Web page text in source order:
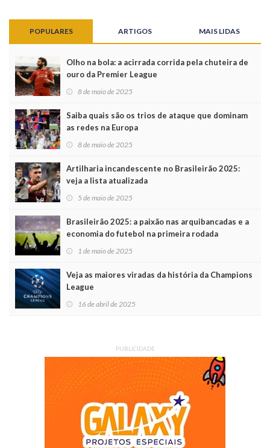
POPULARES ARTIGOS MAIS LIDAS
Olho na bola: a acirrada corrida pela chuteira de
ouro da Premier League
8 de maio de 2025
Saiba quais são os trios de ataque que dominam
as redes na Europa
8 de maio de 2025
Artilharia incandescente no Brasileirão 2025:
veja a lista atualizada
5 de maio de 2025
Brasileirão 2025: a paixão nas arquibancadas e a
economia do futebol na primeira rodada
1 de maio de 2025
Veja as maiores viradas da história da Champions
League
16 de abril de 2025
PUBLICIDADE